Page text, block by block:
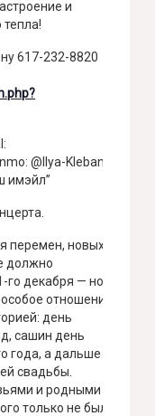
и
617-232-8820
@Ilya-Klebanov
имэйл”
перемен, новых
должно
декабря — но у
отношение,
день
сашин день
года, а дальше
свадьбы.
и родными
только не было